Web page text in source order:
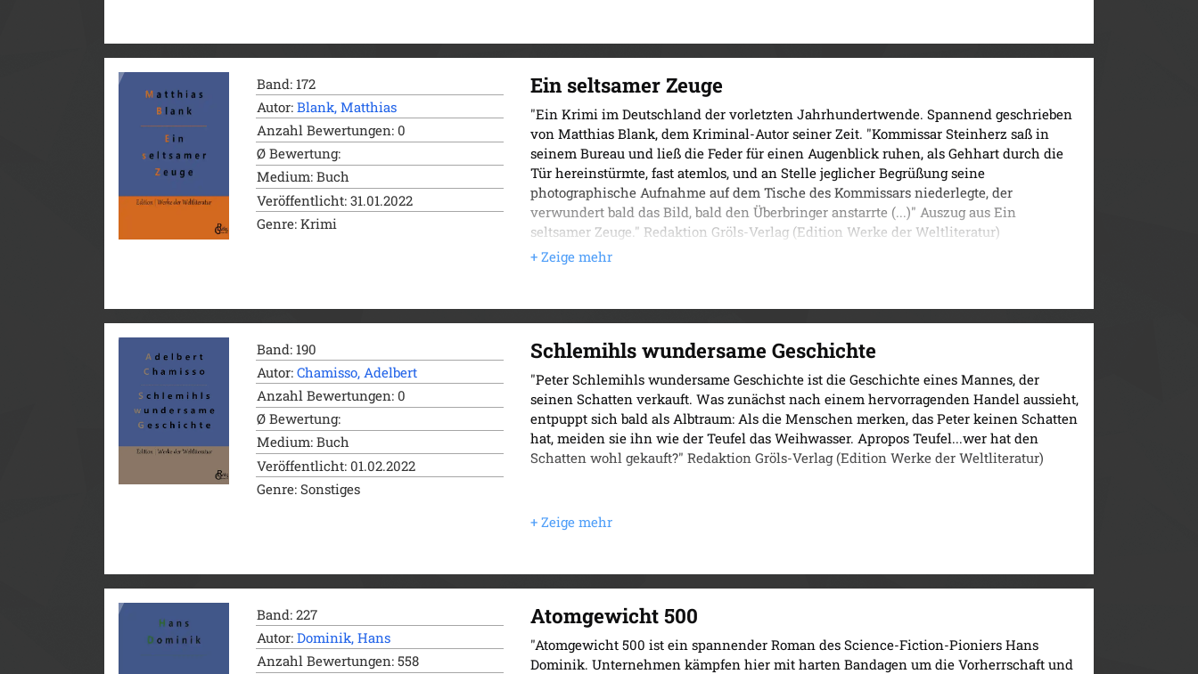
Band: 172
Autor:Blank, Matthias
Anzahl Bewertungen: 0
Ø Bewertung:
Medium: Buch
Veröffentlicht: 31.01.2022
Genre: Krimi
Ein seltsamer Zeuge
"Ein Krimi im Deutschland der vorletzten Jahrhundertwende. Spannend geschrieben
von Matthias Blank, dem Kriminal-Autor seiner Zeit. "Kommissar Steinherz saß in
seinem Bureau und ließ die Feder für einen Augenblick ruhen, als Gehhart durch die
Tür hereinstürmte, fast atemlos, und an Stelle jeglicher Begrüßung seine
photographische Aufnahme auf dem Tische des Kommissars niederlegte, der
verwundert bald das Bild, bald den Überbringer anstarrte (...)" Auszug aus Ein
seltsamer Zeuge." Redaktion Gröls-Verlag (Edition Werke der Weltliteratur)
Band: 190
Autor:Chamisso, Adelbert
Anzahl Bewertungen: 0
Ø Bewertung:
Medium: Buch
Veröffentlicht: 01.02.2022
Genre: Sonstiges
Schlemihls wundersame Geschichte
"Peter Schlemihls wundersame Geschichte ist die Geschichte eines Mannes, der
seinen Schatten verkauft. Was zunächst nach einem hervorragenden Handel aussieht,
entpuppt sich bald als Albtraum: Als die Menschen merken, das Peter keinen Schatten
hat, meiden sie ihn wie der Teufel das Weihwasser. Apropos Teufel...wer hat den
Schatten wohl gekauft?" Redaktion Gröls-Verlag (Edition Werke der Weltliteratur)
Band: 227
Autor:Dominik, Hans
Anzahl Bewertungen: 558
Atomgewicht 500
"Atomgewicht 500 ist ein spannender Roman des Science-Fiction-Pioniers Hans
Dominik. Unternehmen kämpfen hier mit harten Bandagen um die Vorherrschaft und